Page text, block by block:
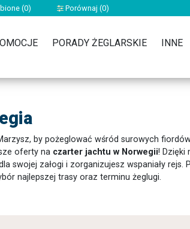
(0) Porównaj (0)
PORADY ŻEGLARSKIE INNE
by pożeglować wśród surowych
oferty na czarter jachtu w Norwegii! Dzięki
swojej załogi i zorganizujesz wspaniały rejs.
najlepszej trasy oraz terminu żeglugi.